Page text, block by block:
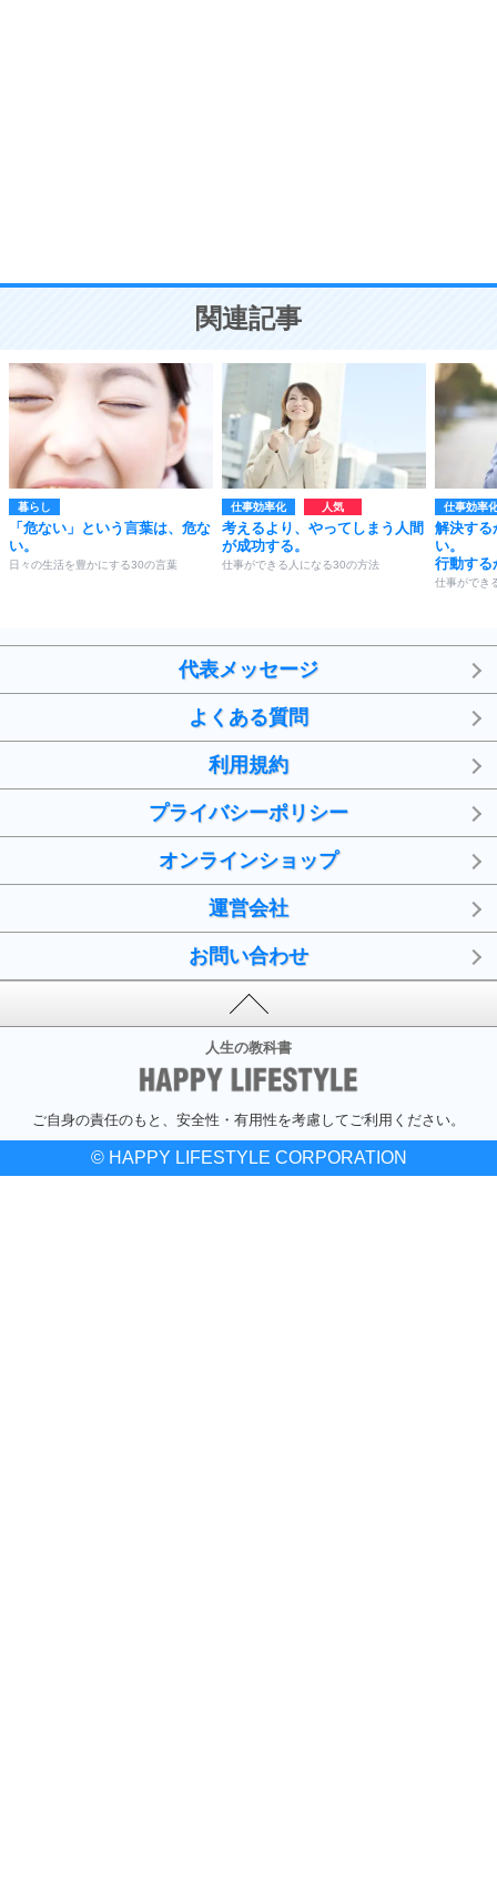
ことが大切。
関連記事
暮らし
「危ない」という言葉は、危な
い。
日々の生活を豊かにする30の言葉
仕事効率化
考えるより、やってしまう人間
が成功する。
仕事ができる人になる30の方法
仕事効率
解決する
い。
行動する
仕事ができ
代表メッセージ
よくある質問
利用規約
プライバシーポリシー
オンラインショップ
運営会社
お問い合わせ
人生の教科書
ご自身の責任のもと、安全性・有用性を考慮してご利用ください。
© HAPPY LIFESTYLE CORPORATION